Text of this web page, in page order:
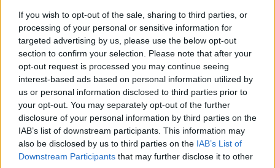
If you wish to opt-out of the sale, sharing to third parties, or
processing of your personal or sensitive information for
targeted advertising by us, please use the below opt-out
section to confirm your selection. Please note that after your
opt-out request is processed you may continue seeing
interest-based ads based on personal information utilized by
us or personal information disclosed to third parties prior to
your opt-out. You may separately opt-out of the further
disclosure of your personal information by third parties on the
IAB’s list of downstream participants. This information may
also be disclosed by us to third parties on the IAB’s List of
Downstream Participants that may further disclose it to other
12:14
Συνεδρίασε η Επιτροπή Εκτίμησης Κινδύνου λόγω των
υψηλών θερμοκρασιών και της ενίσχυσης των ανέμων
12:10
8χρονος τραυματίστηκε στο κεφάλι μετά από βουτιά σε
παραλία της Χαλκιδικής
Μυστράς: Με ψυχολογικά προβλήματα ο 55χρονος που
έκρυψε τον νεκρό πατέρα του σε καταψύκτη